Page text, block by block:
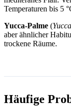
Temperaturen bis 5
Yucca-Palme (
aber ähnlicher
trockene Räume.
Häufige